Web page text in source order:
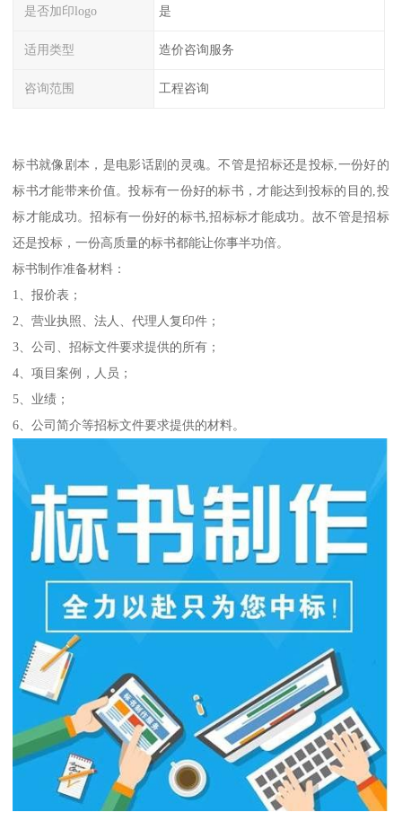
是否加印logo 是
适用类型 造价咨询服务
咨询范围 工程咨询
标书就像剧本，是电影话剧的灵魂。不管是招标还是投标,一份好的
标书才能带来价值。投标有一份好的标书，才能达到投标的目的,投
标才能成功。招标有一份好的标书,招标标才能成功。故不管是招标
还是投标，一份高质量的标书都能让你事半功倍。
标书制作准备材料：
1、报价表；
2、营业执照、法人、代理人复印件；
3、公司、招标文件要求提供的所有；
4、项目案例，人员；
5、业绩；
6、公司简介等招标文件要求提供的材料。